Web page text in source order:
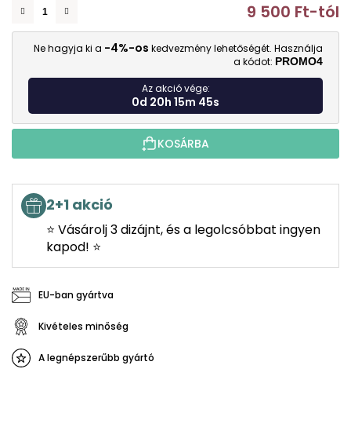
9 500 Ft-tól
Ne hagyja ki a -4%-os kedvezmény lehetőségét. Használja
a kódot: PROMO4
Az akció vége:
0d 20h 15m 44s
KOSÁRBA
2+1 akció
⭐ Vásárolj 3 dizájnt, és a legolcsóbbat ingyen
kapod! ⭐
EU-ban gyártva
Kivételes minőség
A legnépszerűbb gyártó